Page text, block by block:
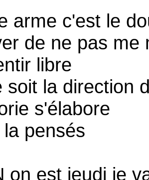
arme c'est le
de ne pas me
libre
soit la direction
s'élabore
pensés
on est jeudi je